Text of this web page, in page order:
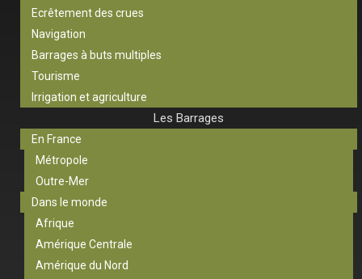
Ecrêtement des crues
Navigation
Barrages à buts multiples
Tourisme
Irrigation et agriculture
Les Barrages
En France
Métropole
Outre-Mer
Dans le monde
Afrique
Amérique Centrale
Amérique du Nord